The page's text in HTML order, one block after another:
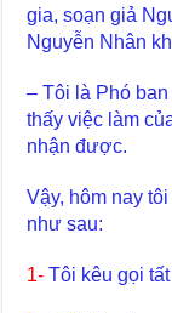
gia, soạn giả
Nguyễn Nhân
– Tôi là Phó
thấy việc làm
nhận được.
Vậy, hôm nay
như sau:
1- Tôi kêu gọi